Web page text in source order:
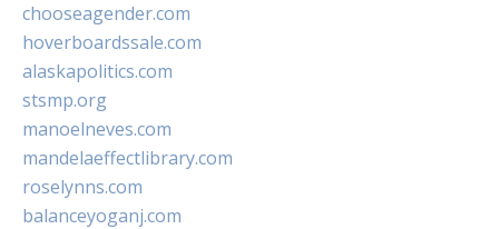
chooseagender.com
hoverboardssale.com
alaskapolitics.com
stsmp.org
manoelneves.com
mandelaeffectlibrary.com
roselynns.com
balanceyoganj.com